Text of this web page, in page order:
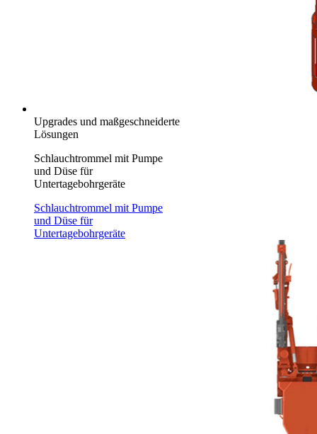
Upgrades und maßgeschneiderte
Lösungen
Schlauchtrommel mit Pumpe
und Düse für
Untertagebohrgeräte
Schlauchtrommel mit Pumpe
und Düse für
Untertagebohrgeräte